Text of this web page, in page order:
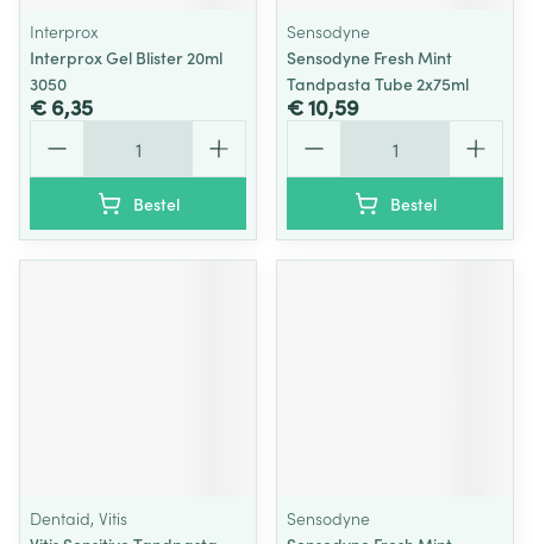
Interprox
Interprox Gel Blister 20ml
3050
€ 6,35
Bestel
Sensodyne
Sensodyne Fresh Mint
Tandpasta Tube 2x75ml
€ 10,59
Bestel
Dentaid, Vitis
Sensodyne